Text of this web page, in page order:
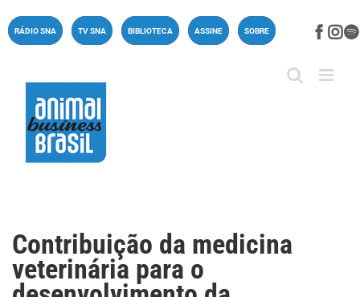
paraRÁDIO SNA TV SNA BIBLIOTECA ASSINE SOBRE
Contribuição da medicina
veterinária para o